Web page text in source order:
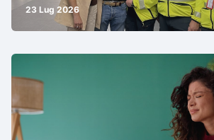
23 Lug 2026